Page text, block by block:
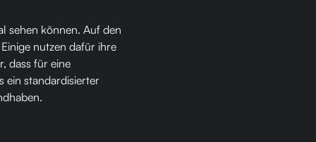
sehen können. Auf den
nutzen dafür ihre
dass für eine
ein standardisierter